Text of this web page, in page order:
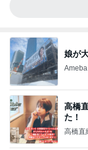
娘が
高橋
た！
高橋直